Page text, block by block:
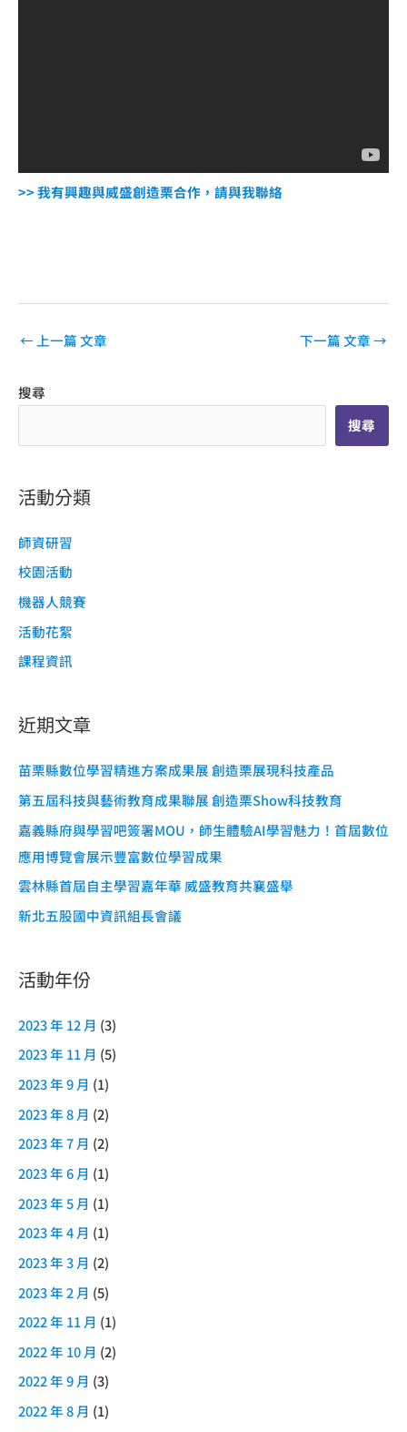
>> 我有興趣與威盛創造栗合作，請與我聯絡
← 上一篇 文章 下一篇 文章→
搜尋
搜尋
活動分類
師資研習
校園活動
機器人競賽
活動花絮
課程資訊
近期文章
苗栗縣數位學習精進方案成果展 創造栗展現科技產品
第五屆科技與藝術教育成果聯展 創造栗Show科技教育
嘉義縣府與學習吧簽署MOU，師生體驗AI學習魅力！首屆數位
應用博覽會展示豐富數位學習成果
雲林縣首屆自主學習嘉年華 威盛教育共襄盛舉
新北五股國中資訊組長會議
活動年份
2023 年 12 月 (3)
2023 年 11 月 (5)
2023 年 9 月 (1)
2023 年 8 月 (2)
2023 年 7 月 (2)
2023 年 6 月 (1)
2023 年 5 月 (1)
2023 年 4 月 (1)
2023 年 3 月 (2)
2023 年 2 月 (5)
2022 年 11 月 (1)
2022 年 10 月 (2)
2022 年 9 月 (3)
2022 年 8 月 (1)